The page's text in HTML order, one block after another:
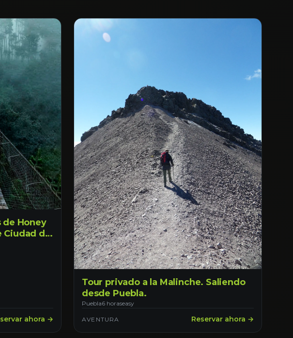
de Honey
Ciudad de
ahora →
Tour privado a la Malinche. Saliendo
desde Puebla.
Puebla6 horaseasy
AVENTURA Reservar ahora →